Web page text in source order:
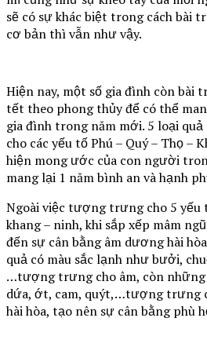
sẽ có sự khác biệt trong cách bài
cơ bản thì vẫn như vậy.
Hiện nay, một số gia đình còn bài
tết theo phong thủy để có thể
gia đình trong năm mới. 5 loại
cho các yếu tố Phú – Quý – Thọ –
hiện mong ước của con người
mang lại 1 năm bình an và hạnh
Ngoài việc tượng trưng cho 5 yếu
khang – ninh, khi sắp xếp mâm
đến sự cân bằng âm dương hài
quả có màu sắc lạnh như bưởi,
…tượng trưng cho âm, còn
dứa, ớt, cam, quýt,…tượng trưng
hài hòa, tạo nên sự cân bằng phù